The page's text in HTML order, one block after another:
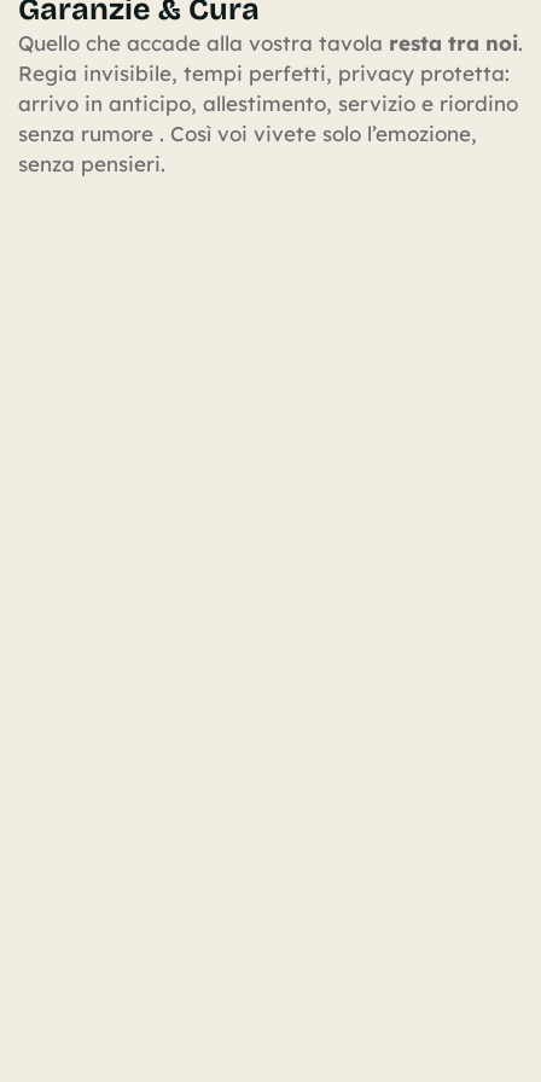
Garanzie & Cura
Quello che accade alla vostra tavola resta tra noi.
Regia invisibile, tempi perfetti, privacy protetta:
arrivo in anticipo, allestimento, servizio e riordino
senza rumore . Così voi vivete solo l’emozione,
senza pensieri.